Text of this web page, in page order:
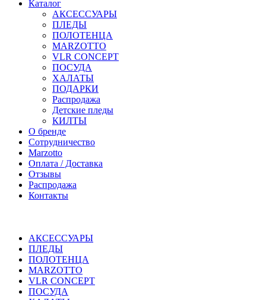
Каталог
АКСЕССУАРЫ
ПЛЕДЫ
ПОЛОТЕНЦА
MARZOTTO
VLR CONCEPT
ПОСУДА
ХАЛАТЫ
ПОДАРКИ
Распродажа
Детские пледы
КИЛТЫ
О бренде
Сотрудничество
Marzotto
Оплата / Доставка
Отзывы
Распродажа
Контакты
АКСЕССУАРЫ
ПЛЕДЫ
ПОЛОТЕНЦА
MARZOTTO
VLR CONCEPT
ПОСУДА